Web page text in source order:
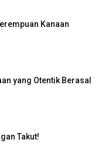
Kanaan
yang Otentik Berasal
Takut!